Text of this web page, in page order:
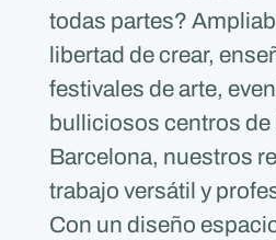
todas partes?
libertad de crear,
festivales de arte,
bulliciosos centros de
Barcelona, nuestros
trabajo versátil y
Con un diseño